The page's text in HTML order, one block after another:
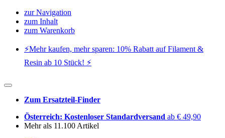
zur Navigation
zum Inhalt
zum Warenkorb
⚡️Mehr kaufen, mehr sparen: 10% Rabatt auf Filament &
Resin ab 10 Stück! ⚡️
Zum Ersatzteil-Finder
Österreich: Kostenloser Standardversand ab € 49,90
Mehr als 11.100 Artikel